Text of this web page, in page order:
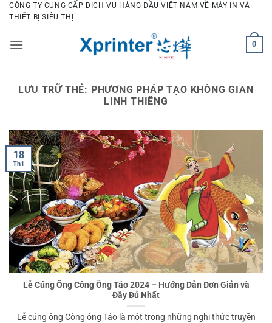
Bỏ
qua
dung
CÔNG TY CUNG CẤP DỊCH VỤ HÀNG ĐẦU VIỆT NAM VỀ MÁY IN VÀ
THIẾT BỊ SIÊU THỊ
0
LƯU TRỮ THẺ: PHƯƠNG PHÁP TẠO KHÔNG GIAN
LINH THIÊNG
Lễ Cúng Ông Công Ông Táo 2024 – Hướng Dẫn Đơn Giản và
Đầy Đủ Nhất
Lễ cúng ông Công ông Táo là một trong những nghi thức truyền
18
Th1